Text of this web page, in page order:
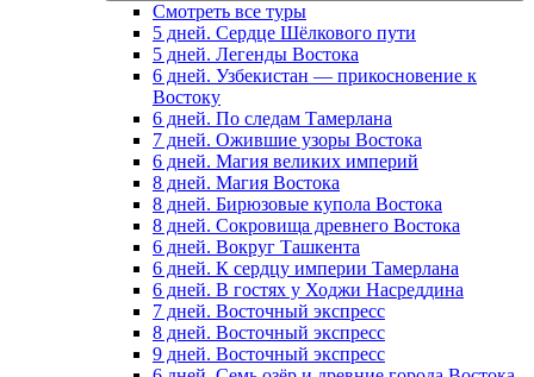
Смотреть все туры
5 дней. Сердце Шёлкового пути
5 дней. Легенды Востока
6 дней. Узбекистан — прикосновение к
Востоку
6 дней. По следам Тамерлана
7 дней. Ожившие узоры Востока
6 дней. Магия великих империй
8 дней. Магия Востока
8 дней. Бирюзовые купола Востока
8 дней. Сокровища древнего Востока
6 дней. Вокруг Ташкента
6 дней. К сердцу империи Тамерлана
6 дней. В гостях у Ходжи Насреддина
7 дней. Восточный экспресс
8 дней. Восточный экспресс
9 дней. Восточный экспресс